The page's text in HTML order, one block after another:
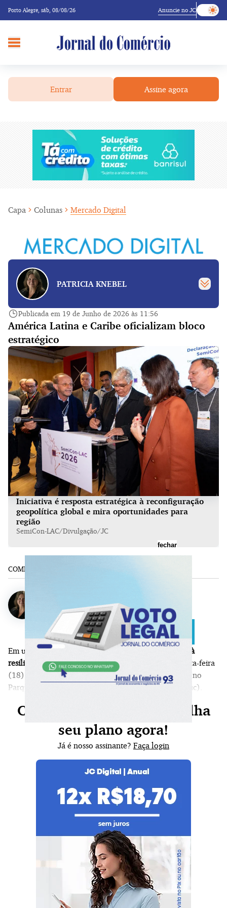
Porto Alegre, sáb, 08/08/26 Anuncie no JC
Entrar Assine agora
Capa Colunas Mercado Digital
PATRICIA KNEBEL
Publicada em 19 de Junho de 2026 às 11:56
América Latina e Caribe oficializam bloco
estratégico
Iniciativa é resposta estratégica à reconfiguração
geopolítica global e mira oportunidades para
região
SemiCon-LAC/Divulgação/JC
COMPARTILHE:
Patricia Knebel
Em um movimento atento àsoberania tecnológica e à
resiliência econômica da região, foi
na quinta-feira
(18) a
Declaração de Porto Alegre, em ato realizado no
Parque Científico e Tecnológico da PUCRS (Tecnopuc).
Continue sua leitura, escolha
seu plano agora!
Já é nosso assinante? Faça login
fechar